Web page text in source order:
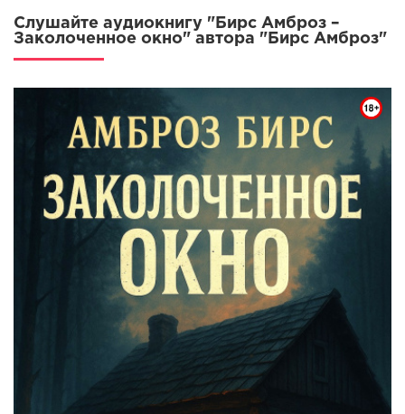
Слушайте аудиокнигу "Бирс Амброз –
Заколоченное окно" автора "Бирс Амброз"